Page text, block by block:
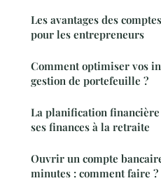
Les avantages des
pour les entrepreneurs
Comment optimiser vos
gestion de portefeuille ?
La planification
ses finances à la retraite
Ouvrir un compte
minutes : comment faire ?